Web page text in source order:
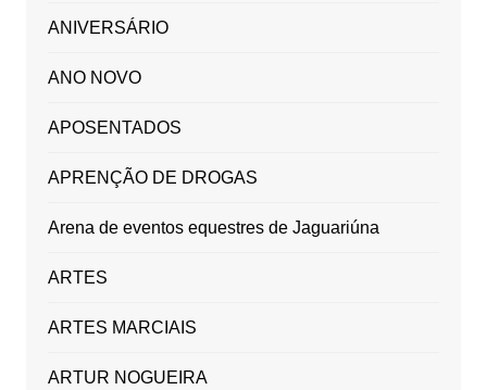
ANIVERSÁRIO
ANO NOVO
APOSENTADOS
APRENÇÃO DE DROGAS
Arena de eventos equestres de Jaguariúna
ARTES
ARTES MARCIAIS
ARTUR NOGUEIRA